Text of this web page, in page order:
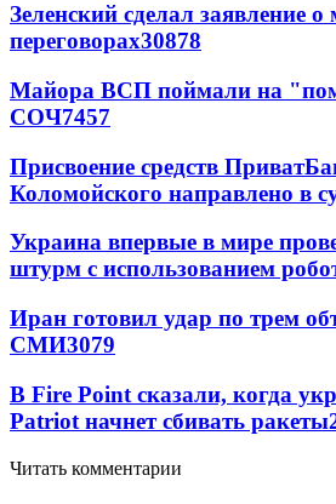
Зеленский сделал заявление
переговорах30878
Майора ВСП поймали на
СОЧ7457
Присвоение средств
Коломойского направлено в
Украина впервые в мире
штурм с использованием
Иран готовил удар по трем
СМИ3079
В Fire Point сказали, когда
Patriot начнет сбивать ракеты
Читать комментарии